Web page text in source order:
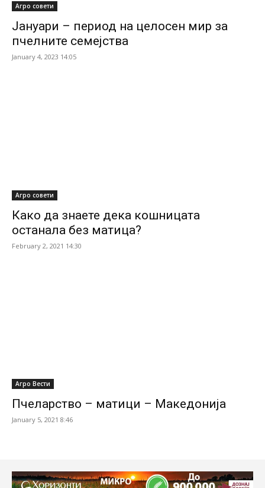
Агро совети
Јануари – период на целосен мир за
пчелните семејства
January 4, 2023 14:05
Агро совети
Како да знаете дека кошницата
останала без матица?
February 2, 2021 14:30
Агро Вести
Пчеларство – матици – Македонија
January 5, 2021 8:46